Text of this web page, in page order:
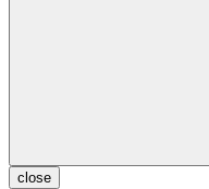
close